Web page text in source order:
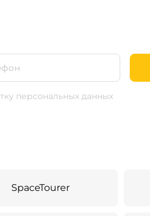
персональных данных
SpaceTourer